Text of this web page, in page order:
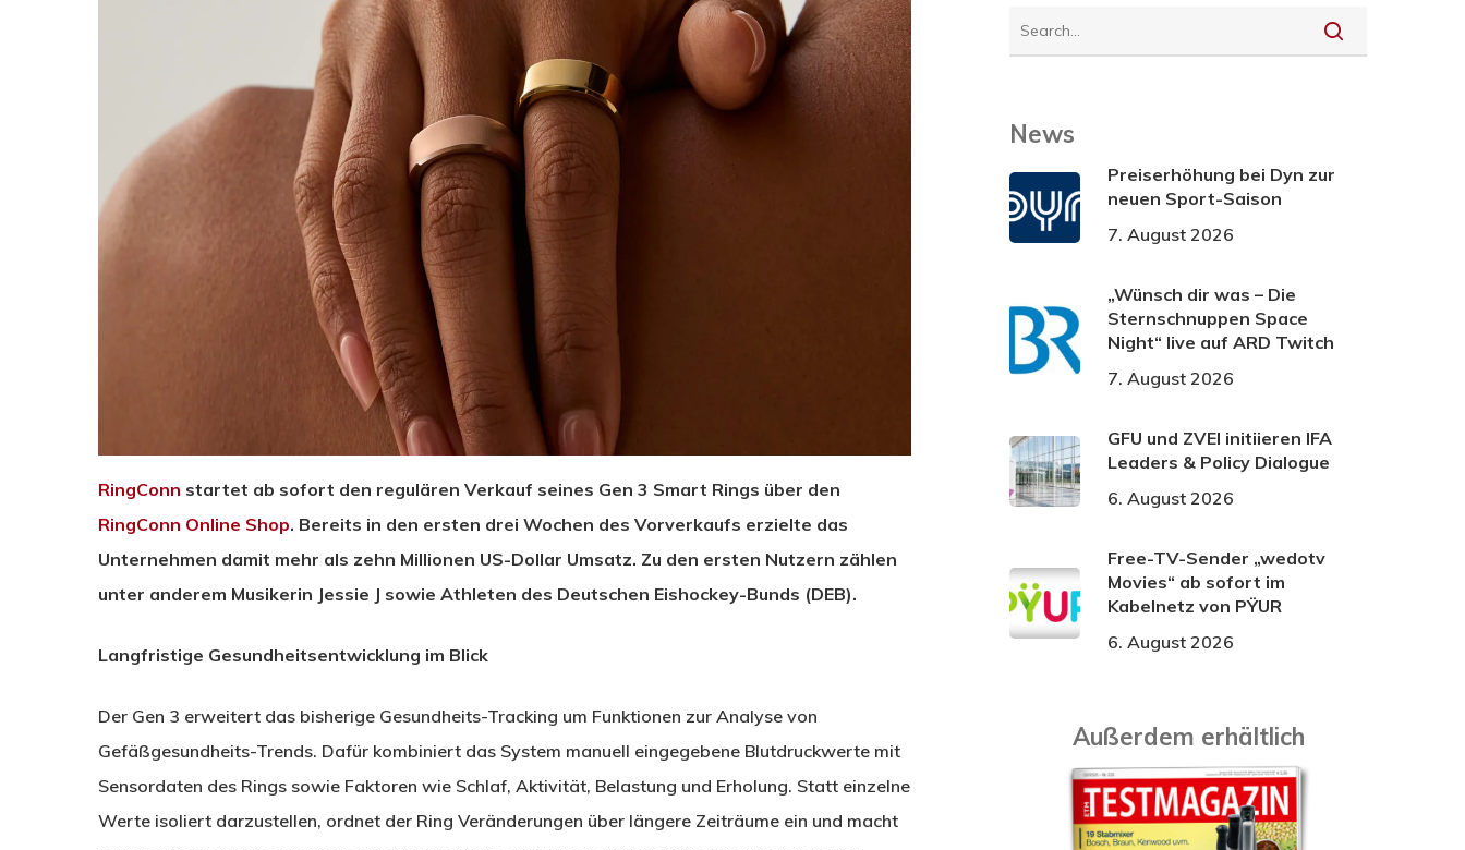
Drücken Sie Enter zum Suchen oder ESC zum Schließen.
RingConn startet ab sofort den regulären Verkauf seines Gen 3 Smart Rings über den
RingConn Online Shop. Bereits in den ersten drei Wochen des Vorverkaufs erzielte das
Unternehmen damit mehr als zehn Millionen US-Dollar Umsatz. Zu den ersten Nutzern zählen
unter anderem Musikerin Jessie J sowie Athleten des Deutschen Eishockey-Bunds (DEB).
Langfristige Gesundheitsentwicklung im Blick
Der Gen 3 erweitert das bisherige Gesundheits-Tracking um Funktionen zur Analyse von
Gefäßgesundheits-Trends. Dafür kombiniert das System manuell eingegebene Blutdruckwerte mit
Sensordaten des Rings sowie Faktoren wie Schlaf, Aktivität, Belastung und Erholung. Statt einzelne
Werte isoliert darzustellen, ordnet der Ring Veränderungen über längere Zeiträume ein und macht
News
Preiserhöhung bei Dyn zur
neuen Sport-Saison
7. August 2026
„Wünsch dir was – Die
Sternschnuppen Space
Night“ live auf ARD Twitch
7. August 2026
GFU und ZVEI initiieren IFA
Leaders & Policy Dialogue
6. August 2026
Free-TV-Sender „wedotv
Movies“ ab sofort im
Kabelnetz von PŸUR
6. August 2026
Außerdem erhältlich